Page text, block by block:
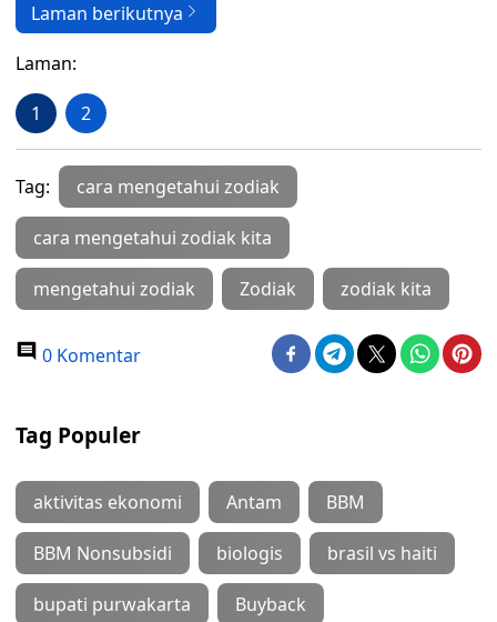
Laman berikutnya
Laman:
1 2
Tag: cara mengetahui zodiak
cara mengetahui zodiak kita
mengetahui zodiak Zodiak zodiak kita
0 Komentar
Tag Populer
aktivitas ekonomi Antam BBM
BBM Nonsubsidi biologis brasil vs haiti
bupati purwakarta Buyback